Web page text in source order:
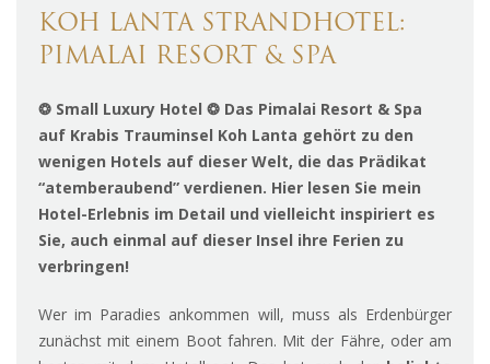
KOH LANTA STRANDHOTEL:
PIMALAI RESORT & SPA
❂ Small Luxury Hotel ❂ Das Pimalai Resort & Spa
auf Krabis Trauminsel Koh Lanta gehört zu den
wenigen Hotels auf dieser Welt, die das Prädikat
“atemberaubend” verdienen. Hier lesen Sie mein
Hotel-Erlebnis im Detail und vielleicht inspiriert es
Sie, auch einmal auf dieser Insel ihre Ferien zu
verbringen!
Wer im Paradies ankommen will, muss als Erdenbürger
zunächst mit einem Boot fahren. Mit der Fähre, oder am